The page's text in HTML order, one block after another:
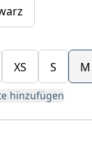
XS S M
hinzufügen